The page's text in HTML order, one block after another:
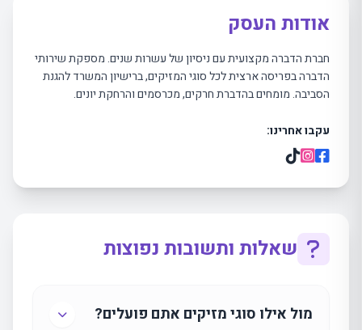
אודות העסק
חברת הדברה מקצועית עם ניסיון של עשרות שנים. מספקת שירותי
הדברה בפריסה ארצית לכל סוגי המזיקים, ברישיון המשרד להגנת
הסביבה. מומחים בהדברת חרקים, מכרסמים והרחקת יונים.
עקבו אחרינו:
שאלות ותשובות נפוצות
מול אילו סוגי מזיקים אתם פועלים?